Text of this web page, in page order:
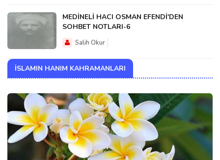
MEDİNELİ HACI OSMAN EFENDİ'DEN
SOHBET NOTLARI-6
Salih Okur
İSLAMIN HANIM KAHRAMANLARI